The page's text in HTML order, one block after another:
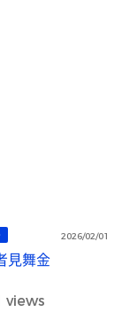
2026/02/01
見舞金
views